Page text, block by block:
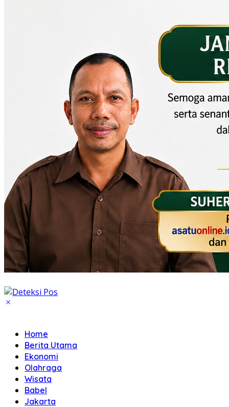
Home
Berita Utama
Ekonomi
Olahraga
Wisata
Babel
Jakarta